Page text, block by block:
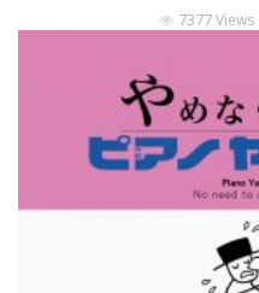
7377 Views